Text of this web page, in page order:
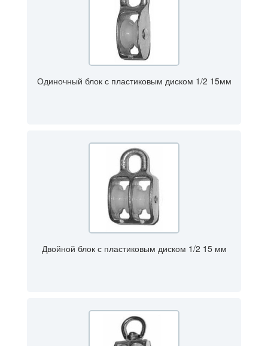
Одиночный блок с пластиковым диском 1/2 15мм
Двойной блок с пластиковым диском 1/2 15 мм